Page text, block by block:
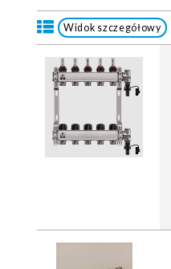
Widok szczegółowy